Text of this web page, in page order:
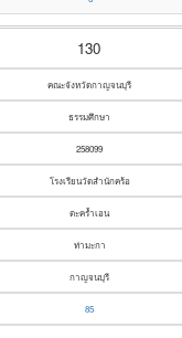
130
คณะจังหวัดกาญจนบุรี
ธรรมศึกษา
258099
โรงเรียนวัดสำนักคร้อ
ตะคร้ำเอน
ท่ามะกา
กาญจนบุรี
85